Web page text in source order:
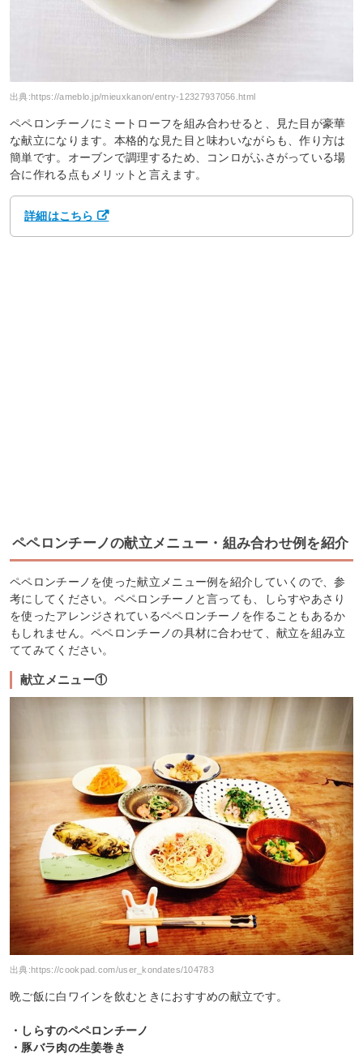
出典:https://ameblo.jp/mieuxkanon/entry-12327937056.html
ペペロンチーノにミートローフを組み合わせると、見た目が豪華
な献立になります。本格的な見た目と味わいながらも、作り方は
簡単です。オーブンで調理するため、コンロがふさがっている場
合に作れる点もメリットと言えます。
詳細はこちら
ペペロンチーノの献立メニュー・組み合わせ例を紹介
ペペロンチーノを使った献立メニュー例を紹介していくので、参
考にしてください。ペペロンチーノと言っても、しらすやあさり
を使ったアレンジされているペペロンチーノを作ることもあるか
もしれません。ペペロンチーノの具材に合わせて、献立を組み立
ててみてください。
献立メニュー①
出典:https://cookpad.com/user_kondates/104783
晩ご飯に白ワインを飲むときにおすすめの献立です。
・しらすのペペロンチーノ
・豚バラ肉の生姜巻き